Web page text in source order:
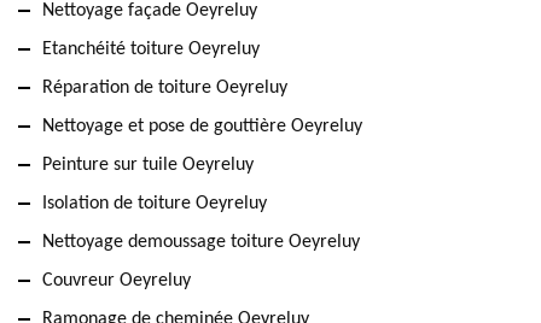
Nettoyage façade Oeyreluy
Etanchéité toiture Oeyreluy
Réparation de toiture Oeyreluy
Nettoyage et pose de gouttière Oeyreluy
Peinture sur tuile Oeyreluy
Isolation de toiture Oeyreluy
Nettoyage demoussage toiture Oeyreluy
Couvreur Oeyreluy